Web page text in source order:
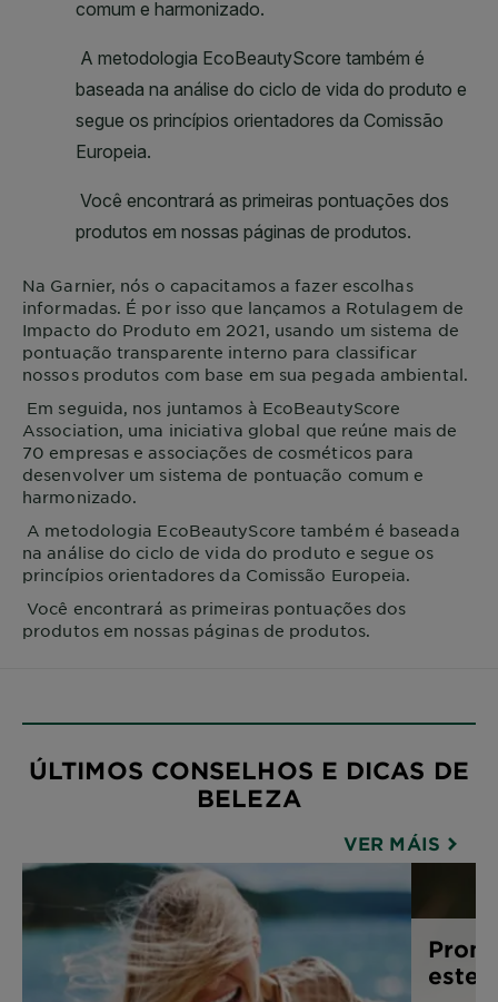
Na Garnier, nós o capacitamos a fazer escolhas
informadas. É por isso que lançamos a Rotulagem de
Impacto do Produto em 2021, usando um sistema de
pontuação transparente interno para classificar
nossos produtos com base em sua pegada ambiental.
Em seguida, nos juntamos à EcoBeautyScore
Association, uma iniciativa global que reúne mais de
70 empresas e associações de cosméticos para
desenvolver um sistema de pontuação comum e
harmonizado.
A metodologia EcoBeautyScore também é baseada
na análise do ciclo de vida do produto e segue os
princípios orientadores da Comissão Europeia.
Você encontrará as primeiras pontuações dos
produtos em nossas páginas de produtos.
ÚLTIMOS CONSELHOS E DICAS DE
BELEZA
VER MÁIS
este